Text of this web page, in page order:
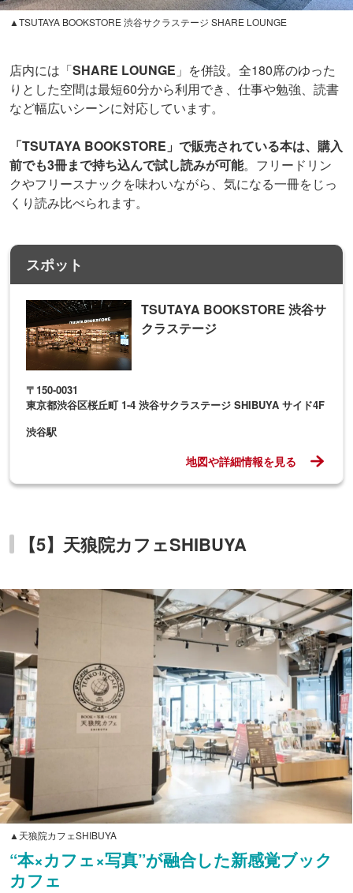
▲TSUTAYA BOOKSTORE 渋谷サクラステージ SHARE LOUNGE
店内には「SHARE LOUNGE 」を併設。全180席のゆった
りとした空間は最短60分から利用でき、仕事や勉強、読書
など幅広いシーンに対応しています。
「TSUTAYA BOOKSTORE」で販売されている本は、購入
前でも3冊まで持ち込んで試し読みが可能。フリードリン
クやフリースナックを味わいながら、気になる一冊をじっ
くり読み比べられます。
スポット
TSUTAYA BOOKSTORE 渋谷サ
クラステージ
〒150-0031
東京都渋谷区桜丘町 1-4 渋谷サクラステージ SHIBUYA サイド4F
渋谷駅
地図や詳細情報を見る
【5】天狼院カフェSHIBUYA
▲天狼院カフェSHIBUYA
“本×カフェ×写真”が融合した新感覚ブック
カフェ